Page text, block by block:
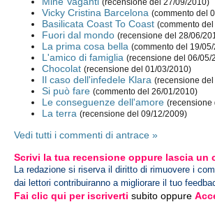
(recensione del 27/09/2010)
Vicky Cristina Barcelona (commento del
Basilicata Coast To Coast (commento
Fuori dal mondo (recensione del 28/06/
La prima cosa bella (commento del 19/
L'amico di famiglia (recensione del 06/05/
Chocolat (recensione del 01/03/2010)
Il caso dell'infedele Klara (recensione
Si può fare (commento del 26/01/2010)
Le conseguenze dell'amore (recensione
La terra (recensione del 09/12/2009)
Vedi tutti i commenti di antrace »
Scrivi la tua recensione oppure lascia un
La redazione si riserva il diritto di rimuovere i
dai lettori contribuiranno a migliorare il tuo
Fai clic qui per iscriverti subito oppure